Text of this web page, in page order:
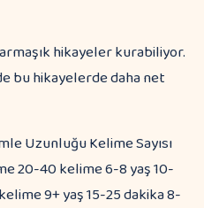
hikayeler kurabiliyor.
bu hikayelerde daha net
Uzunluğu Kelime Sayısı
20-40 kelime 6-8 yaş 10-
9+ yaş 15-25 dakika 8-